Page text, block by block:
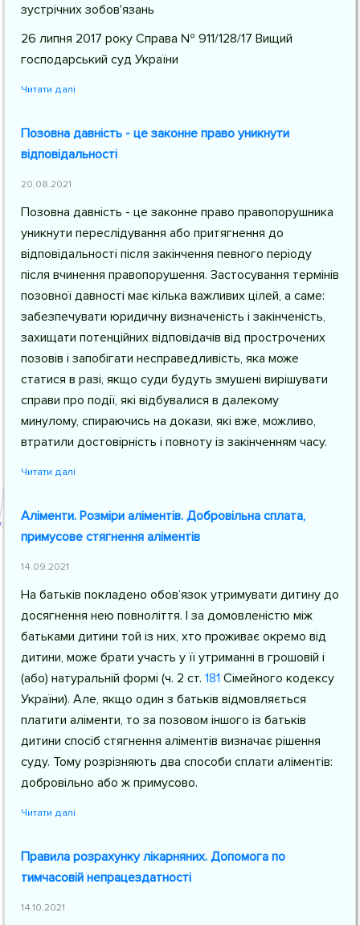
зустрічних зобов'язань
26 липня 2017 року Справа № 911/128/17 Вищий
господарський суд України
Читати далі
Позовна давність - це законне право уникнути
відповідальності
20.08.2021
Позовна давність - це законне право правопорушника
уникнути переслідування або притягнення до
відповідальності після закінчення певного періоду
після вчинення правопорушення. Застосування термінів
позовної давності має кілька важливих цілей, а саме:
забезпечувати юридичну визначеність і закінченість,
захищати потенційних відповідачів від прострочених
позовів і запобігати несправедливість, яка може
статися в разі, якщо суди будуть змушені вирішувати
справи про події, які відбувалися в далекому
минулому, спираючись на докази, які вже, можливо,
втратили достовірність і повноту із закінченням часу.
Читати далі
Аліменти. Розміри аліментів. Добровільна сплата,
примусове стягнення аліментів
14.09.2021
На батьків покладено обов’язок утримувати дитину до
досягнення нею повноліття. І за домовленістю між
батьками дитини той із них, хто проживає окремо від
дитини, може брати участь у її утриманні в грошовій і
(або) натуральній формі (ч. 2 ст. 181 Сімейного кодексу
України). Але, якщо один з батьків відмовляється
платити аліменти, то за позовом іншого із батьків
дитини спосіб стягнення аліментів визначає рішення
суду. Тому розрізняють два способи сплати аліментів:
добровільно або ж примусово.
Читати далі
Правила розрахунку лікарняних. Допомога по
тимчасовій непрацездатності
14.10.2021